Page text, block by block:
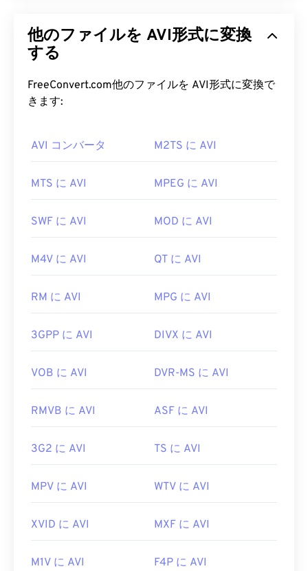
す。AVIは 、リソース交換ファイル形式（RIFF） の
後継です。サードパーティ製プログラムのサポート
メニュー、ストリーミング、添付ファイル、3Dコ
ンテナをサポートできます。
ばいいですか?
Microsoftは、ダウンロード可能な無料の
方法は、オペレーティングシステムと互換性のある
バージョンの
Microsoft Windows Media Playerを
す。AVIファイルが開かない場合は、
Microsoft
初回リリース:
https://en.wikipedia.org/wiki/Audio_Video_Interleave
他のファイルを AVI形式に変換
する
FreeConvert.com他のファイルを AVI形式に変換で
きます:
AVI コンバータ M2TS に AVI
MTS に AVI MPEG に AVI
SWF に AVI MOD に AVI
M4V に AVI QT に AVI
RM に AVI MPG に AVI
3GPP に AVI DIVX に AVI
VOB に AVI DVR-MS に AVI
RMVB に AVI ASF に AVI
3G2 に AVI TS に AVI
MPV に AVI WTV に AVI
XVID に AVI MXF に AVI
M1V に AVI F4P に AVI